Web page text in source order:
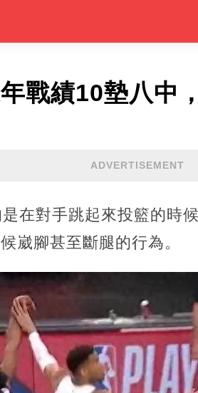
戰績10墊八中
ADVERTISEMENT
在對手跳起來投籃的時
崴腳甚至斷腿的行為。